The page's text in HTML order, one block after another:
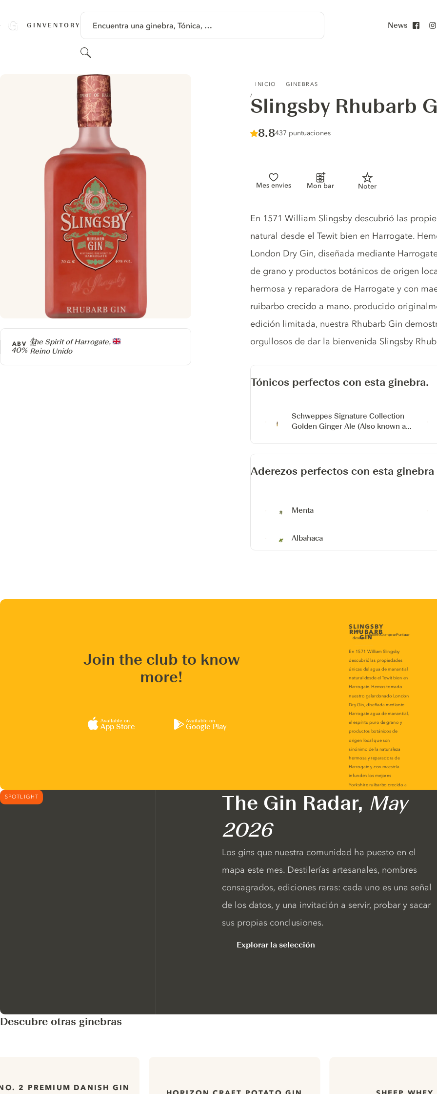
GINVENTORY Encuentra una ginebra, Tónica, …
Buscar
News
INICIO GINEBRAS
Slingsby Rhubarb
Score :
8.8/ 10
437 puntuaciones
Mes envies Mon bar Noter
Producer
The Spirit of Harrogate,
Reino Unido
ABV
40%
Gin description
En 1571 William Slingsby descubrió las
natural desde el Tewit bien en Harrogate.
London Dry Gin, diseñada mediante
de grano y productos botánicos de origen
hermosa y reparadora de Harrogate y con
ruibarbo crecido a mano. producido
edición limitada, nuestra Rhubarb Gin
orgullosos de dar la bienvenida Slingsby
Tónicos perfectos con esta ginebra.
Schweppes Signature Collection
Golden Ginger Ale (Also known as
Ale)
Aderezos perfectos con esta ginebra
Menta
Albahaca
Join the club to know
more!
Available on
App Store
Available on
Google Play
SPOTLIGHT The Gin Radar, May
2026
Los gins que nuestra comunidad ha puesto en el
mapa este mes. Destilerías artesanales, nombres
consagrados, ediciones raras: cada uno es una señal
de los datos, y una invitación a servir, probar y sacar
sus propias conclusiones.
Explorar la selección
Descubre otras ginebras
2 PREMIUM DANISH GIN